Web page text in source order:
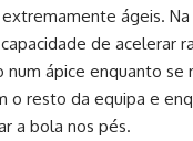
ágeis. Na
de acelerar
num ápice enquanto se
o resto da equipa e
a bola nos pés.